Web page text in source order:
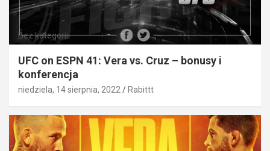
Bez kategorii
UFC on ESPN 41: Vera vs. Cruz – bonusy i
konferencja
niedziela, 14 sierpnia, 2022 Rabittt